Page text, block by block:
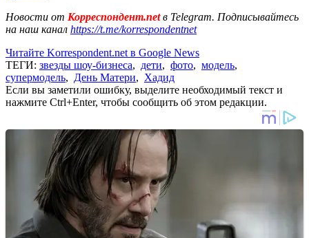
Новости от Корреспондент.netв Telegram. Подписывайтесь
на наш канал https://t.me/korrespondentnet
Читайте Korrespondent.net в Google News
ТЕГИ: звезды шоу-бизнеса, дети, фото, модель,
супермодель, День Матери, Хадид
Если вы заметили ошибку, выделите необходимый текст и
нажмите Ctrl+Enter, чтобы сообщить об этом редакции.